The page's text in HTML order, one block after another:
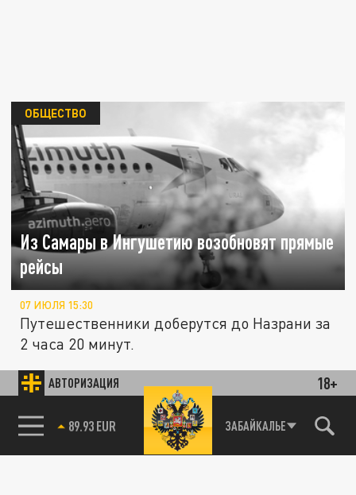
АВТОРИЗАЦИЯ 18+
85.64 BRENT ЗАБАЙКАЛЬЕ
Из Самары в Ингушетию возобновят прямые
рейсы
ОБЩЕСТВО
07 ИЮЛЯ 15:30
Путешественники доберутся до Назрани за
2 часа 20 минут.